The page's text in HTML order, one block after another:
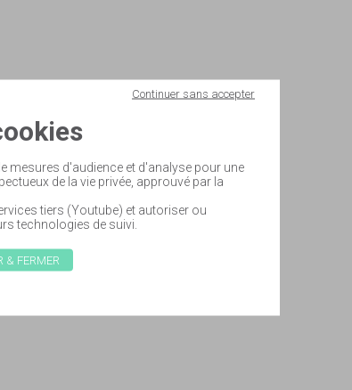
mesures d'audience et d'analyse pour une
de la vie privée, approuvé par la
tiers (Youtube) et autoriser ou
technologies de suivi.
Continuer sans accepter
& FERMER